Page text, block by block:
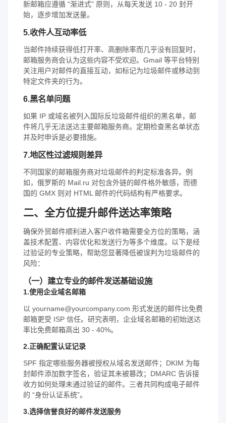
新邮箱应遵循 “渐进式” 原则，从每天发送 10 - 20 封开
始，逐步增加发送量。
5.收件人互动率低
当邮件持续获得低打开率、高删除率而几乎没有回复时，
邮箱服务商会认为这些内容不受欢迎。Gmail 等平台特别
关注用户对邮件的直接互动，如标记为垃圾邮件或移动到
特定文件夹的行为。
6.黑名单问题
如果 IP 或域名被列入国际反垃圾邮件组织的黑名单，邮
件将几乎无法送达主要邮箱服务商。定期检查黑名单状态
并及时申诉是必要措施。
7.地区性过滤规则差异
不同国家的邮箱服务商对垃圾邮件的判定标准各异。例
如，俄罗斯的 Mail.ru 对包含外链的邮件格外敏感，而德
国的 GMX 则对 HTML 邮件的代码结构有严格要求。
二、全方位提升邮件送达率策略
确保外贸邮件顺利进入客户收件箱需要全方位的策略，涵
盖技术配置、内容优化和发送行为等多个维度。以下是经
过验证的专业策略，帮助您显著降低被误判为垃圾邮件的
风险：
（一）建立专业的邮件发送基础设施
1.使用企业域名邮箱
以 yourname@yourcompany.com 形式发送的邮件比免费
邮箱更受 ISP 信任。研究表明，企业域名邮箱的初始送达
率比免费邮箱高出 30 - 40%。
2.正确配置认证记录
SPF 指定哪些服务器被授权从域名发送邮件；DKIM 为每
封邮件添加数字签名，验证其未被篡改；DMARC 告诉接
收方如何处理未通过验证的邮件。三者共同构成电子邮件
的 “身份认证系统”。
3.选择信誉良好的邮件发送服务